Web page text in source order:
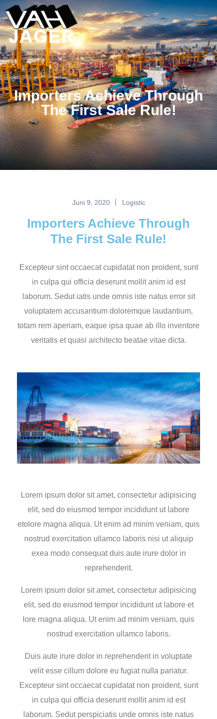
Importers Achieve Through
The First Sale Rule!
Juni 9, 2020 Logistic
Importers Achieve Through
The First Sale Rule!
Excepteur sint occaecat cupidatat non proident, sunt
in culpa qui officia deserunt mollit anim id est
laborum. Sedut iatis unde omnis iste natus error sit
voluptatem accusantium doloremque laudantium,
totam rem aperiam, eaque ipsa quae ab illo inventore
veritatis et quasi architecto beatae vitae dicta.
Lorem ipsum dolor sit amet, consectetur adipisicing
elit, sed do eiusmod tempor incididunt ut labore
etolore magna aliqua. Ut enim ad minim veniam, quis
nostrud exercitation ullamco laboris nisi ut aliquip
exea modo consequat duis aute irure dolor in
reprehenderit.
Lorem ipsum dolor sit amet, consectetur adipisicing
elit, sed do eiusmod tempor incididunt ut labore et
lore magna aliqua. Ut enim ad minim veniam, quis
nostrud exercitation ullamco laboris.
Duis aute irure dolor in reprehenderit in voluptate
velit esse cillum dolore eu fugiat nulla pariatur.
Excepteur sint occaecat cupidatat non proident, sunt
in culpa qui officia deserunt mollit anim id est
laborum. Sedut perspiciatis unde omnis iste natus